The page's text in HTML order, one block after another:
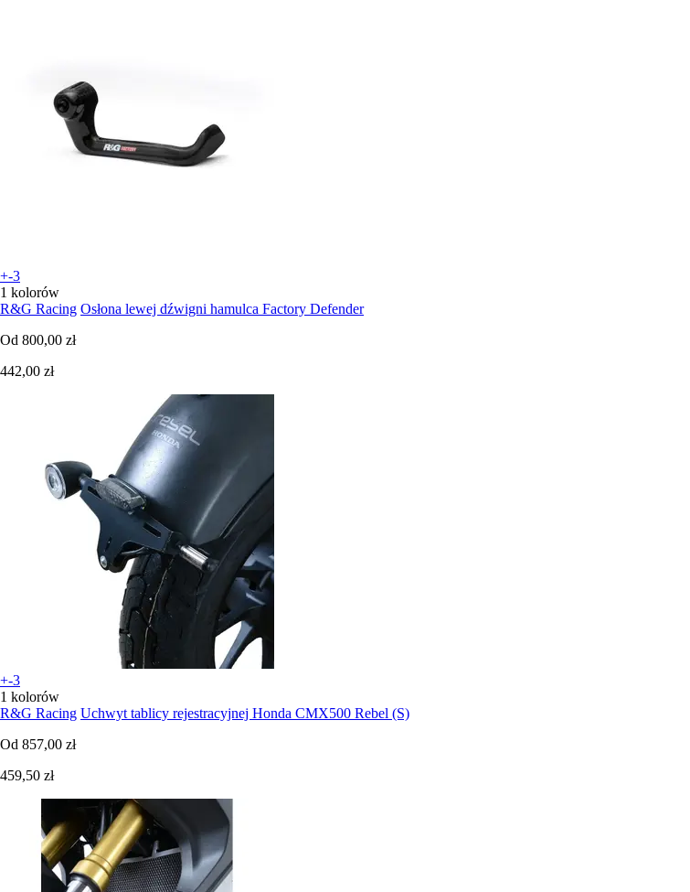
+-3
1 kolorów
R&G Racing Osłona lewej dźwigni hamulca Factory Defender
Od 800,00 zł
442,00 zł
+-3
1 kolorów
R&G Racing Uchwyt tablicy rejestracyjnej Honda CMX500 Rebel (S)
Od 857,00 zł
459,50 zł